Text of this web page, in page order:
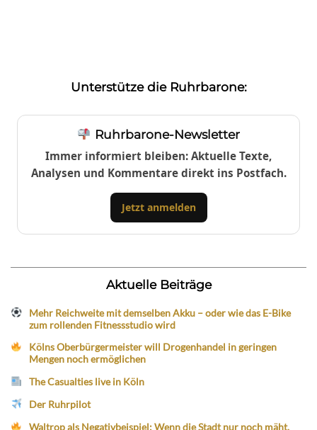
Unterstütze die Ruhrbarone:
Ruhrbarone-Newsletter
Immer informiert bleiben: Aktuelle Texte,
Analysen und Kommentare direkt ins Postfach.
Jetzt anmelden
Aktuelle Beiträge
Mehr Reichweite mit demselben Akku – oder wie das E-Bike
zum rollenden Fitnessstudio wird
Kölns Oberbürgermeister will Drogenhandel in geringen
Mengen noch ermöglichen
The Casualties live in Köln
Der Ruhrpilot
Waltrop als Negativbeispiel: Wenn die Stadt nur noch mäht,